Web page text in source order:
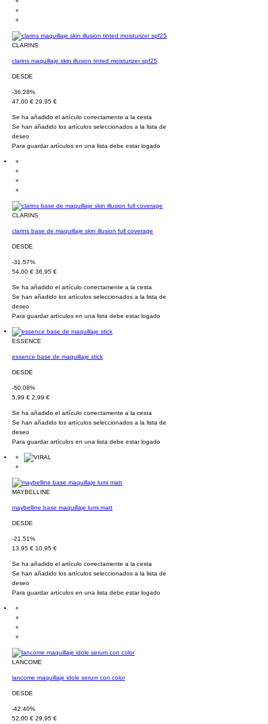
CLARINS
clarins maquillaje skin illusion tinted moisturizer spf25
DESDE
-36.28%
47,00 € 29,95 €
Se ha añadido el artículo correctamente a la cesta
Se han añadido los artículos seleccionados a la lista de
deseo
Para guardar artículos en una lista debe estar logado
CLARINS
clarins base de maquillaje skin illusion full coverage
DESDE
-31.57%
54,00 € 36,95 €
Se ha añadido el artículo correctamente a la cesta
Se han añadido los artículos seleccionados a la lista de
deseo
Para guardar artículos en una lista debe estar logado
ESSENCE
essence base de maquillaje stick
DESDE
-50.08%
5,99 € 2,99 €
Se ha añadido el artículo correctamente a la cesta
Se han añadido los artículos seleccionados a la lista de
deseo
Para guardar artículos en una lista debe estar logado
MAYBELLINE
maybelline base maquillaje lumi matt
DESDE
-21.51%
13,95 € 10,95 €
Se ha añadido el artículo correctamente a la cesta
Se han añadido los artículos seleccionados a la lista de
deseo
Para guardar artículos en una lista debe estar logado
LANCOME
lancome maquillaje idole serum con color
DESDE
-42.40%
52,00 € 29,95 €